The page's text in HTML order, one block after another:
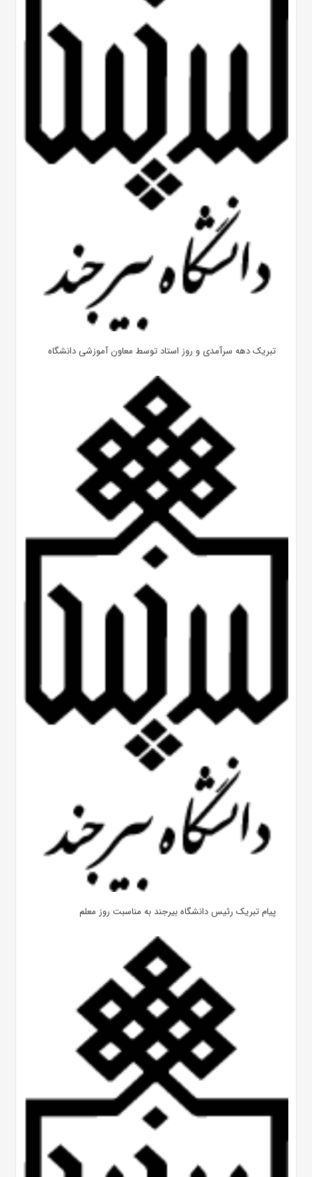
تبریک دهه سرآمدی و روز استاد توسط معاون آموزشی دانشگاه
پیام تبریک رئیس دانشگاه بیرجند به مناسبت روز معلم